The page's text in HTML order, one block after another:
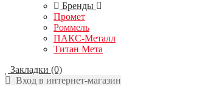
Бренды
Промет
Роммель
ПАКС-Металл
Титан Мета
Закладки (0)
Вход в интернет-магазин